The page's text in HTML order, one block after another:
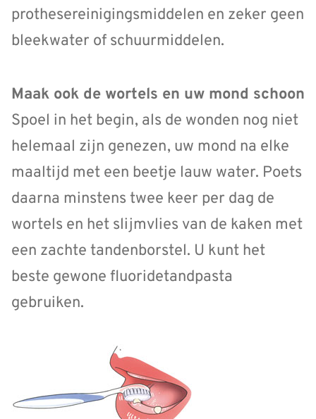
prothesereinigingsmiddelen en zeker geen
bleekwater of schuurmiddelen.
Maak ook de wortels en uw mond schoon
Spoel in het begin, als de wonden nog niet
helemaal zijn genezen, uw mond na elke
maaltijd met een beetje lauw water. Poets
daarna minstens twee keer per dag de
wortels en het slijmvlies van de kaken met
een zachte tandenborstel. U kunt het
beste gewone fluoridetandpasta
gebruiken.